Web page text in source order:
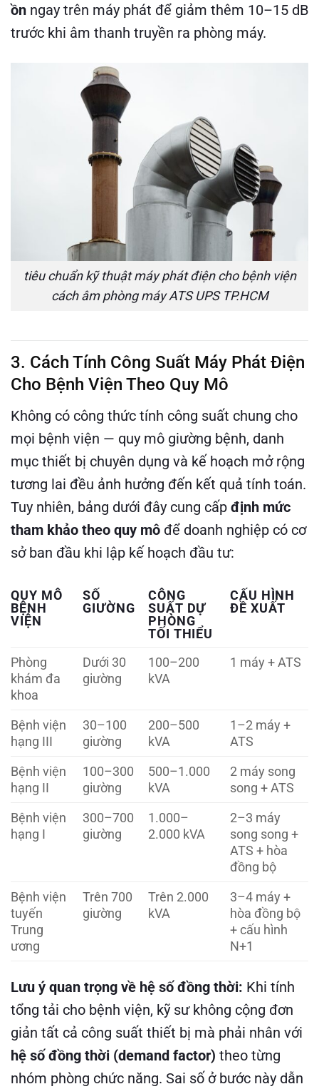
ồn ngay trên máy phát để giảm thêm 10–15 dB
trước khi âm thanh truyền ra phòng máy.
tiêu chuẩn kỹ thuật máy phát điện cho bệnh viện
cách âm phòng máy ATS UPS TP.HCM
3. Cách Tính Công Suất Máy Phát Điện
Cho Bệnh Viện Theo Quy Mô
Không có công thức tính công suất chung cho
mọi bệnh viện — quy mô giường bệnh, danh
mục thiết bị chuyên dụng và kế hoạch mở rộng
tương lai đều ảnh hưởng đến kết quả tính toán.
Tuy nhiên, bảng dưới đây cung cấp định mức
tham khảo theo quy mô để doanh nghiệp có cơ
sở ban đầu khi lập kế hoạch đầu tư:
QUY MÔ
BỆNH
VIỆN
SỐ
GIƯỜNG
CÔNG
SUẤT DỰ
PHÒNG
TỐI THIỂU
CẤU HÌNH
ĐỀ XUẤT
Phòng
khám đa
khoa
Dưới 30
giường
100–200
kVA
1 máy + ATS
Bệnh viện
hạng III
30–100
giường
200–500
kVA
1–2 máy +
ATS
Bệnh viện
hạng II
100–300
giường
500–1.000
kVA
2 máy song
song + ATS
Bệnh viện
hạng I
300–700
giường
1.000–
2.000 kVA
2–3 máy
song song +
ATS + hòa
đồng bộ
Bệnh viện
tuyến
Trung
ương
Trên 700
giường
Trên 2.000
kVA
3–4 máy +
hòa đồng bộ
+ cấu hình
N+1
Lưu ý quan trọng về hệ số đồng thời: Khi tính
tổng tải cho bệnh viện, kỹ sư không cộng đơn
giản tất cả công suất thiết bị mà phải nhân với
hệ số đồng thời (demand factor) theo từng
nhóm phòng chức năng. Sai số ở bước này dẫn